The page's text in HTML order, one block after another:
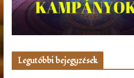
Legutóbbi bejegyzések